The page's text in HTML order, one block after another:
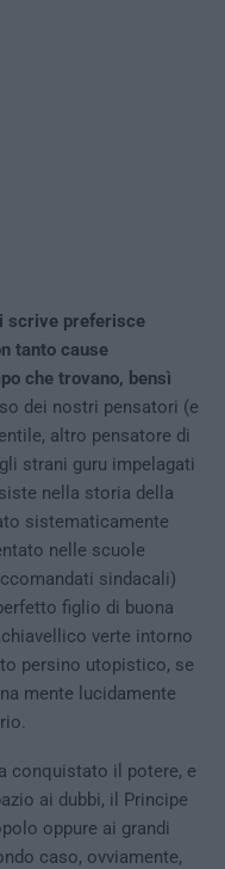
scrive preferisce
tanto cause
che trovano, bensì
dei nostri pensatori (e
altro pensatore di
strani guru impelagati
nella storia della
sistematicamente
nelle scuole
sindacali)
figlio di buona
verte intorno
persino utopistico, se
mente lucidamente
conquistato il potere, e
ai dubbi, il Principe
oppure ai grandi
caso, ovviamente,